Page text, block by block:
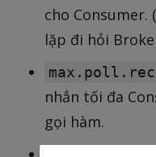
cho Consumer.
lặp đi hỏi
nhắn tối đa
gọi hàm.